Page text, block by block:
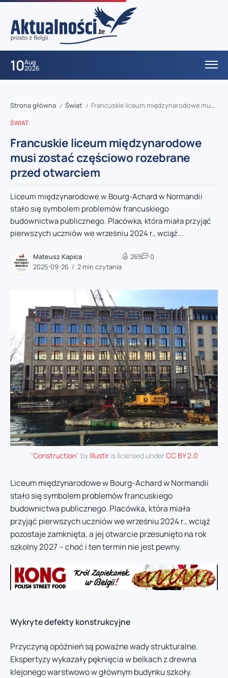
10Aug
2026
Strona główna / Świat / Francuskie liceum międzynarodowe musi zostać częściowo rozebrane przed otwarciem
ŚWIAT
Francuskie liceum międzynarodowe
musi zostać częściowo rozebrane
przed otwarciem
Liceum międzynarodowe w Bourg-Achard w Normandii
stało się symbolem problemów francuskiego
budownictwa publicznego. Placówka, która miała przyjąć
pierwszych uczniów we wrześniu 2024 r., wciąż...
Mateusz Kapica
2025-09-26
2 min czytania
265 0
"Construction" by illustiris licensed underCC BY 2.0
Liceum międzynarodowe w Bourg-Achard w Normandii
stało się symbolem problemów francuskiego
budownictwa publicznego. Placówka, która miała
przyjąć pierwszych uczniów we wrześniu 2024 r., wciąż
pozostaje zamknięta, a jej otwarcie przesunięto na rok
szkolny 2027 – choć i ten termin nie jest pewny.
Wykryte defekty konstrukcyjne
Przyczyną opóźnień są poważne wady strukturalne.
Ekspertyzy wykazały pęknięcia w belkach z drewna
klejonego warstwowo w głównym budynku szkoły.